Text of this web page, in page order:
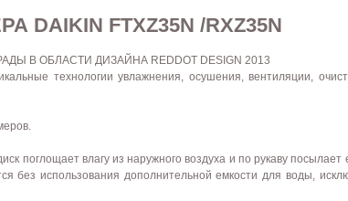
DAIKIN FTXZ35N /RXZ35N
В ОБЛАСТИ ДИЗАЙНА REDDOT DESIGN 2013
технологии увлажнения, осушения, вентиляции,
поглощает влагу из наружного воздуха и по рукаву посылает
без использования дополнительной емкости для воды,